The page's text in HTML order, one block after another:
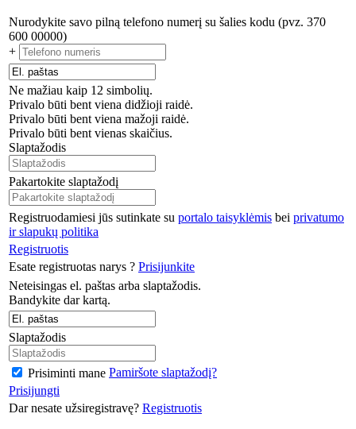
Nurodykite savo pilną telefono numerį su šalies kodu (pvz. 370
600 00000)
+
Ne mažiau kaip 12 simbolių.
Privalo būti bent viena didžioji raidė.
Privalo būti bent viena mažoji raidė.
Privalo būti bent vienas skaičius.
Slaptažodis
Pakartokite slaptažodį
Registruodamiesi jūs sutinkate su portalo taisyklėmis bei privatumo
ir slapukų politika
Registruotis
Esate registruotas narys ? Prisijunkite
Neteisingas el. paštas arba slaptažodis.
Bandykite dar kartą.
Slaptažodis
Prisiminti mane Pamiršote slaptažodį?
Prisijungti
Dar nesate užsiregistravę? Registruotis